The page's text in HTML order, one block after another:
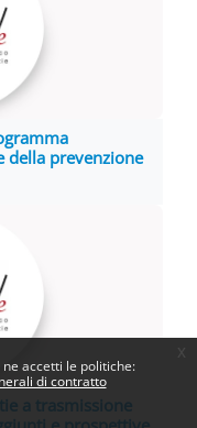
accetti le politiche:
di contratto
della prevenzione
a trasmissione